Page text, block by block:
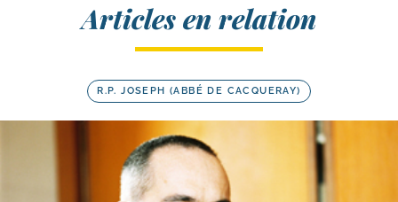
Articles en relation
R.P. JOSEPH (ABBÉ DE CACQUERAY)